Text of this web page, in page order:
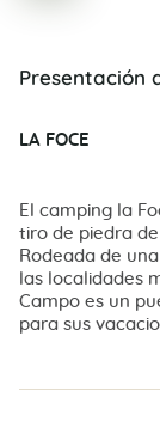
Presentación
LA FOCE
El camping la
tiro de piedra
Rodeada de
las localidades
Campo es un
para sus